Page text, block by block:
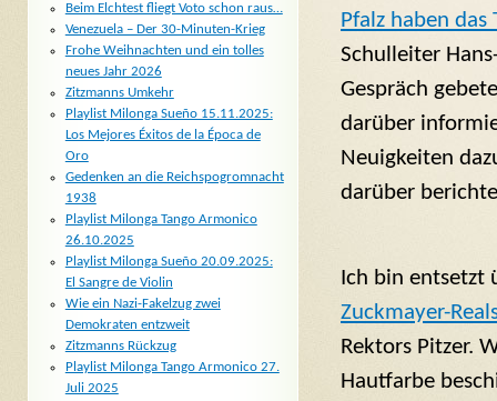
Pfalz haben das
Schulleiter
Gespräch
darüber
Neuigkeiten
darüber
Ich bin entsetzt
Zuckmayer-
Rektors Pitzer.
Hautfarbe
Beim Elchtest fliegt Voto schon raus…
Venezuela – Der 30-Minuten-Krieg
Frohe Weihnachten und ein tolles
neues Jahr 2026
Zitzmanns Umkehr
Playlist Milonga Sueño 15.11.2025:
Los Mejores Éxitos de la Época de
Oro
Gedenken an die Reichspogromnacht
1938
Playlist Milonga Tango Armonico
26.10.2025
Playlist Milonga Sueño 20.09.2025:
El Sangre de Violin
Wie ein Nazi-Fakelzug zwei
Demokraten entzweit
Zitzmanns Rückzug
Playlist Milonga Tango Armonico 27.
Juli 2025